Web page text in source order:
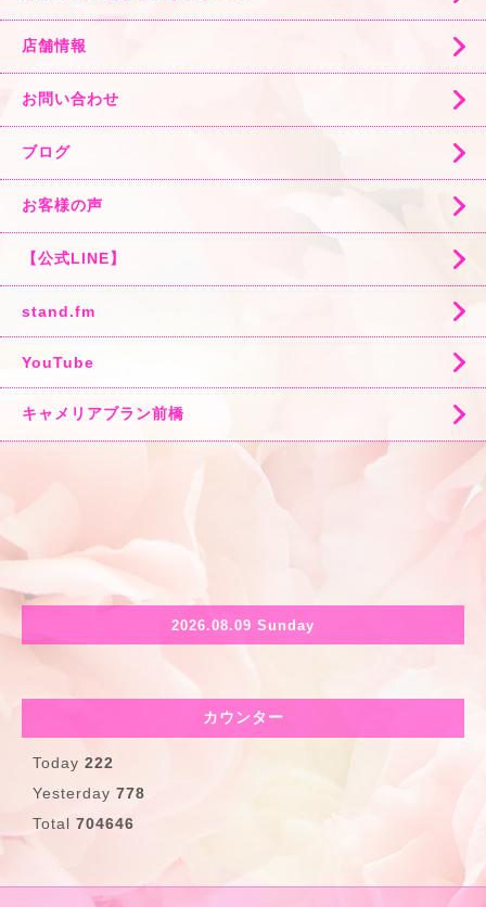
店舗情報
お問い合わせ
ブログ
お客様の声
【公式LINE】
stand.fm
YouTube
キャメリアブラン前橋
2026.08.09 Sunday
カウンター
Today 222
Yesterday 778
Total 704646